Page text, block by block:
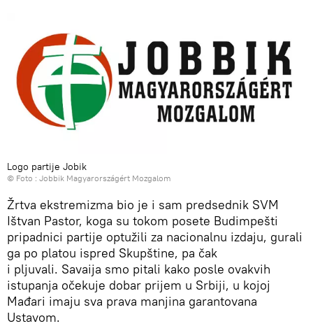
Logo partije Jobik
© Foto : Jobbik Magyarországért Mozgalom
Žrtva ekstremizma bio je i sam predsednik SVM
Ištvan Pastor, koga su tokom posete Budimpešti
pripadnici partije optužili za nacionalnu izdaju, gurali
ga po platou ispred Skupštine, pa čak
i pljuvali. Savaija smo pitali kako posle ovakvih
istupanja očekuje dobar prijem u Srbiji, u kojoj
Mađari imaju sva prava manjina garantovana
Ustavom.